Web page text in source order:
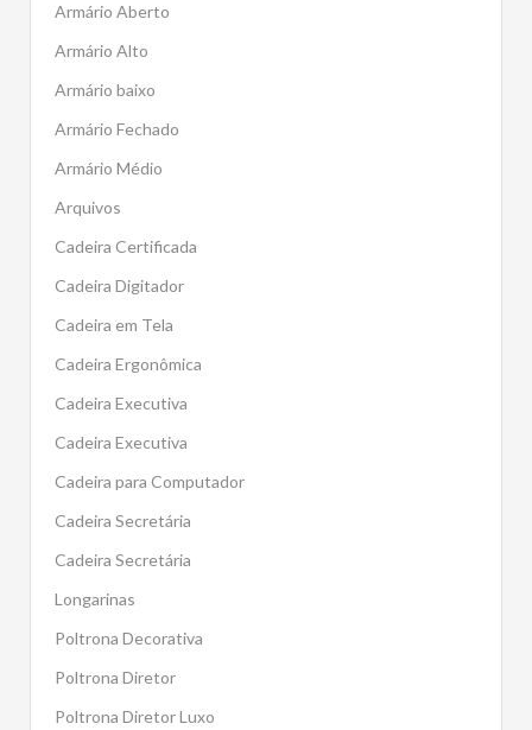
Armário Aberto
Armário Alto
Armário baixo
Armário Fechado
Armário Médio
Arquivos
Cadeira Certificada
Cadeira Digitador
Cadeira em Tela
Cadeira Ergonômica
Cadeira Executiva
Cadeira Executiva
Cadeira para Computador
Cadeira Secretária
Cadeira Secretária
Longarinas
Poltrona Decorativa
Poltrona Diretor
Poltrona Diretor Luxo